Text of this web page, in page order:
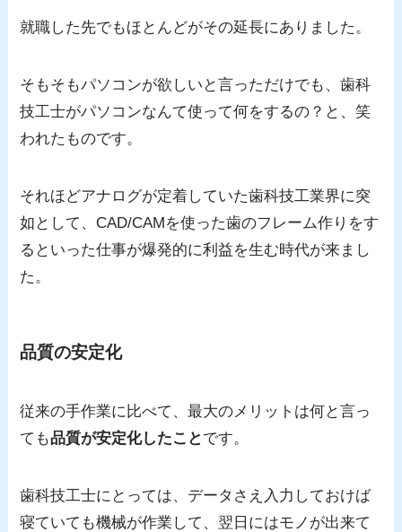
就職した先でもほとんどがその延長にありました。
そもそもパソコンが欲しいと言っただけでも、歯科
技工士がパソコンなんて使って何をするの？と、笑
われたものです。
それほどアナログが定着していた歯科技工業界に突
如として、CAD/CAMを使った歯のフレーム作りをす
るといった仕事が爆発的に利益を生む時代が来まし
た。
品質の安定化
従来の手作業に比べて、最大のメリットは何と言っ
ても品質が安定化したこと です。
歯科技工士にとっては、データさえ入力しておけば
寝ていても機械が作業して、翌日にはモノが出来て